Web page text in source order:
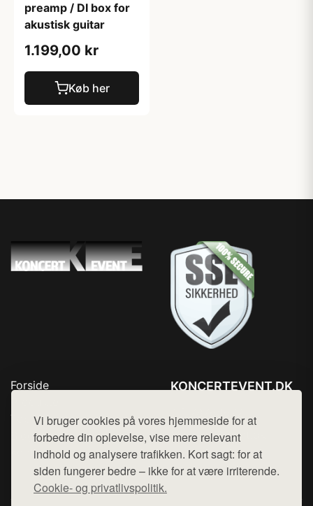
Vi bruger cookies på vores hjemmeside for at
forbedre din oplevelse, vise mere relevant
indhold og analysere trafikken. Kort sagt: for at
siden fungerer bedre – ikke for at være irriterende.
Cookie- og privatlivspolitik.
preamp / DI box for
akustisk guitar
1.199,00 kr
Køb her
Forside
Top Rabatter
Blog
Kontakt
KONCERTEVENT.DK
Mail: hej@want.dk
Cookie- og privatlivspolitik